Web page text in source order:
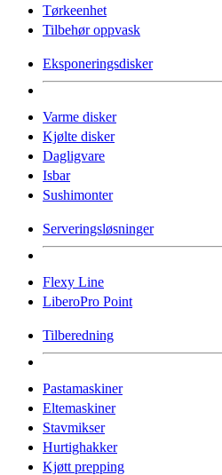
Tørkeenhet
Tilbehør oppvask
Eksponeringsdisker
Varme disker
Kjølte disker
Dagligvare
Isbar
Sushimonter
Serveringsløsninger
Flexy Line
LiberoPro Point
Tilberedning
Pastamaskiner
Eltemaskiner
Stavmikser
Hurtighakker
Kjøtt prepping